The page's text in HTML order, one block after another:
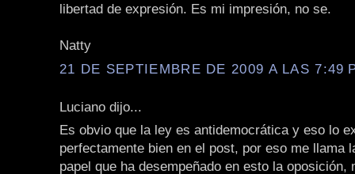
libertad de expresión. Es mi impresión, no se.
Natty
21 DE SEPTIEMBRE DE 2009 A LAS 7:49
Luciano dijo...
Es obvio que la ley es antidemocrática y eso lo
perfectamente bien en el post, por eso me llama
papel que ha desempeñado en esto la oposición,